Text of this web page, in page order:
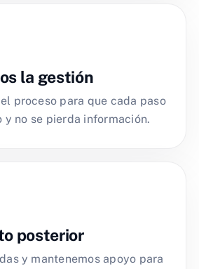
la gestión
proceso para que cada paso
y no se pierda información.
posterior
y mantenemos apoyo para